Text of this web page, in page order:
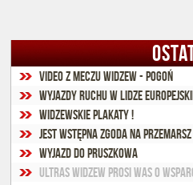
VIDEO z meczu Widzew - Pogoń
Wyjazdy Ruchu w Lidze
Widzewskie Plakaty !
Jest wstępna zgoda na przemarsz
Wyjazd do Pruszkowa
Ultras Widzew prosi Was o